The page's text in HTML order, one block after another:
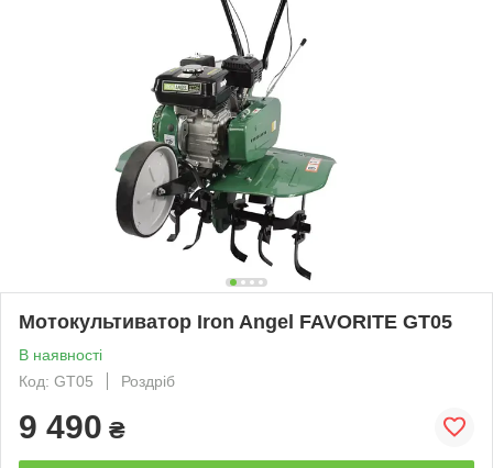
Мотокультиватор Iron Angel FAVORITE GT05
В наявності
Код: GT05
Роздріб
9 490 ₴